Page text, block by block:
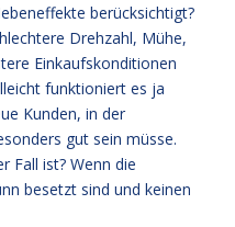
berücksichtigt?
Drehzahl, Mühe,
Einkaufskonditionen
funktioniert es ja
Kunden, in der
gut sein müsse.
Fall ist? Wenn die
besetzt sind und keinen